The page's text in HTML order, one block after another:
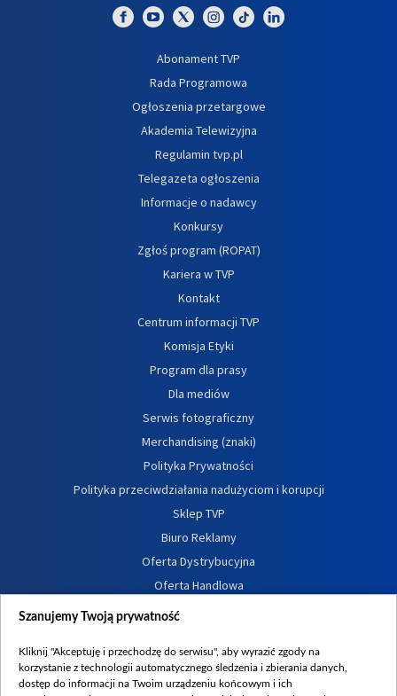
Abonament TVP
Rada Programowa
Ogłoszenia przetargowe
Akademia Telewizyjna
Regulamin tvp.pl
Telegazeta ogłoszenia
Informacje o nadawcy
Konkursy
Zgłoś program (ROPAT)
Kariera w TVP
Kontakt
Centrum informacji TVP
Komisja Etyki
Program dla prasy
Dla mediów
Serwis fotograficzny
Merchandising (znaki)
Polityka Prywatności
Polityka przeciwdziałania nadużyciom i korupcji
Sklep TVP
Biuro Reklamy
Oferta Dystrybucyjna
Oferta Handlowa
Dostępność
Procedura zgłoszeń wewnętrznych
Szanujemy Twoją prywatność
Kliknij "Akceptuję i przechodzę do serwisu", aby wyrazić zgody na
korzystanie z technologii automatycznego śledzenia i zbierania danych,
dostęp do informacji na Twoim urządzeniu końcowym i ich